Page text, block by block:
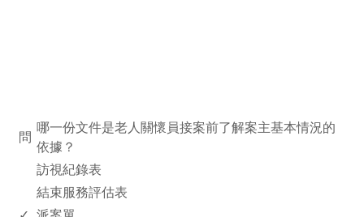
問
哪一份文件是老人關懷員接案前了解案主基本情況的
依據？
訪視紀錄表
結束服務評估表